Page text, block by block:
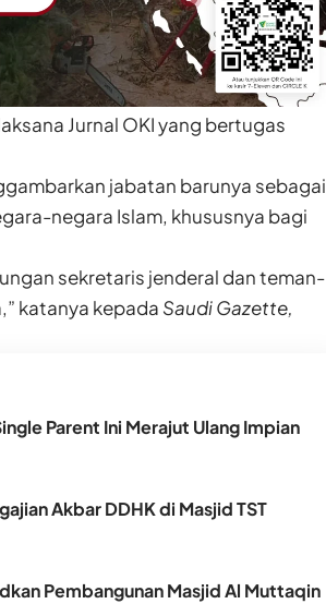
Jurnal OKI yang bertugas
jabatan barunya sebagai
negara Islam, khususnya bagi
sekretaris jenderal dan teman-
katanya kepada Saudi Gazette,
Parent Ini Merajut Ulang Impian
Akbar DDHK di Masjid TST
Pembangunan Masjid Al Muttaqin